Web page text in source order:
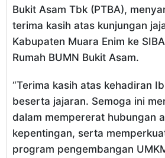
Bukit Asam Tbk (PTBA),
terima kasih atas kunjungan
Kabupaten Muara Enim ke
Rumah BUMN Bukit Asam.
“Terima kasih atas kehadiran
beserta jajaran. Semoga ini
dalam mempererat hubungan
kepentingan, serta
program pengembangan